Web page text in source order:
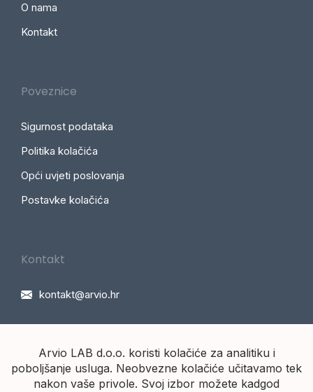
O nama
Kontakt
Poveznice
Sigurnost podataka
Politika kolačića
Opći uvjeti poslovanja
Postavke kolačića
Kontakt
kontakt@arvio.hr